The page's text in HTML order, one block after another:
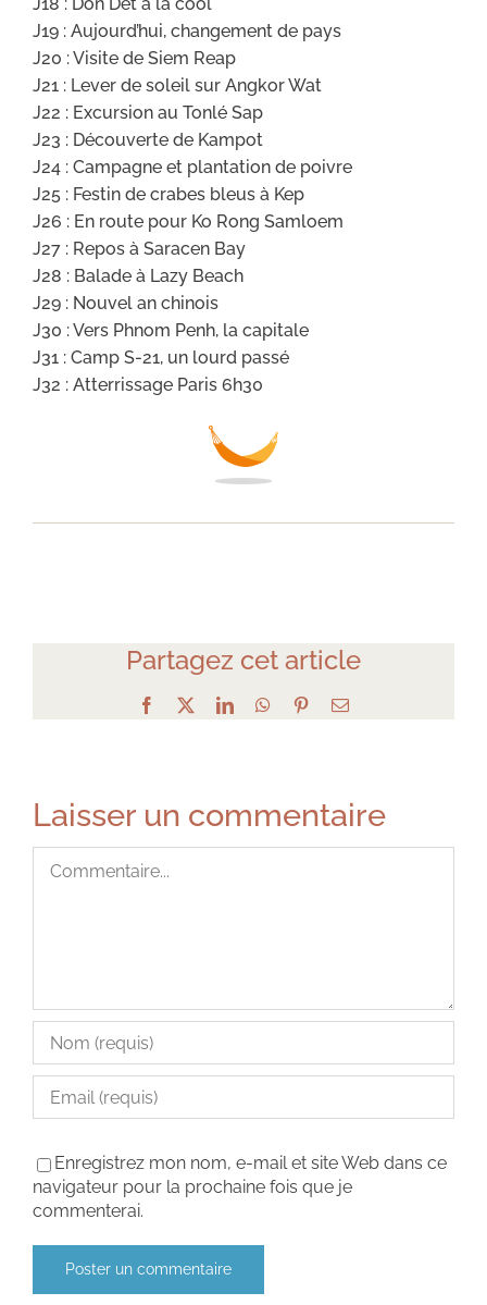
J18 : Don Det à la cool
J19 : Aujourd’hui, changement de pays
J20 : Visite de Siem Reap
J21 : Lever de soleil sur Angkor Wat
J22 : Excursion au Tonlé Sap
J23 : Découverte de Kampot
J24 : Campagne et plantation de poivre
J25 : Festin de crabes bleus à Kep
J26 : En route pour Ko Rong Samloem
J27 : Repos à Saracen Bay
J28 : Balade à Lazy Beach
J29 : Nouvel an chinois
J30 : Vers Phnom Penh, la capitale
J31 : Camp S-21, un lourd passé
J32 : Atterrissage Paris 6h30
Partagez cet article
Facebook LinkedInWhatsApp
PinterestEmail
Laisser un commentaire
Enregistrez mon nom, e-mail et site Web dans ce
navigateur pour la prochaine fois que je
commenterai.